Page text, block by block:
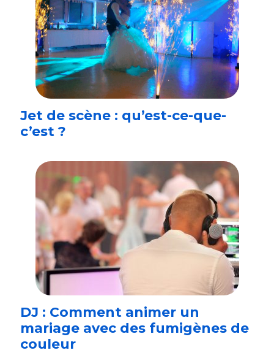
Jet de scène : qu’est-ce-que-
c’est ?
DJ : Comment animer un
mariage avec des fumigènes de
couleur